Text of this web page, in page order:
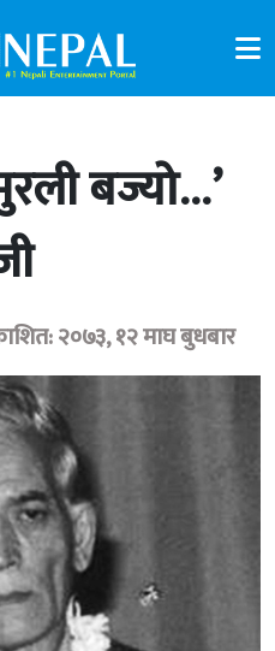
बज्यो…’
२०७३, १२ माघ बुधबार